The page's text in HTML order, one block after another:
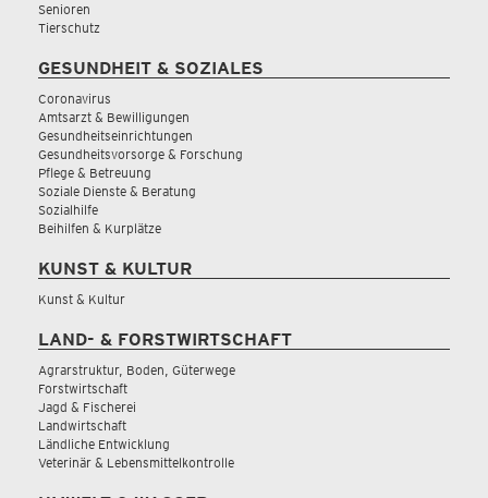
Senioren
Tierschutz
GESUNDHEIT & SOZIALES
Coronavirus
Amtsarzt & Bewilligungen
Gesundheitseinrichtungen
Gesundheitsvorsorge & Forschung
Pflege & Betreuung
Soziale Dienste & Beratung
Sozialhilfe
Beihilfen & Kurplätze
KUNST & KULTUR
Kunst & Kultur
LAND- & FORSTWIRTSCHAFT
Agrarstruktur, Boden, Güterwege
Forstwirtschaft
Jagd & Fischerei
Landwirtschaft
Ländliche Entwicklung
Veterinär & Lebensmittelkontrolle